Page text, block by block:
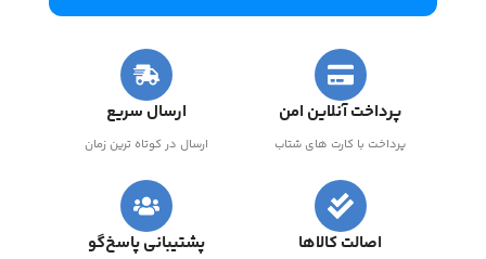
پرداخت آنلاین امن
پرداخت با کارت های شتاب
ارسال سریع
ارسال در کوتاه ترین زمان
اصالت کالاها پشتیبانی پاسخ‌گو